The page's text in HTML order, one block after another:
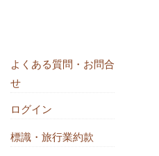
よくある質問・お問合
せ
ログイン
標識・旅行業約款